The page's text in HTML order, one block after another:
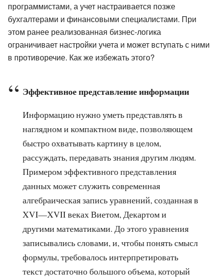
программистами, а учет настраивается позже
бухгалтерами и финансовыми специалистами. При
этом ранее реализованная бизнес-логика
ограничивает настройки учета и может вступать с ними
в противоречие. Как же избежать этого?
Эффективное представление информации
Информацию нужно уметь представлять в
наглядном и компактном виде, позволяющем
быстро охватывать картину в целом,
рассуждать, передавать знания другим людям.
Примером эффективного представления
данных может служить современная
алгебраическая запись уравнений, созданная в
XVI—XVII веках Виетом, Декартом и
другими математиками. До этого уравнения
записывались словами, и, чтобы понять смысл
формулы, требовалось интерпретировать
текст достаточно большого объема, который